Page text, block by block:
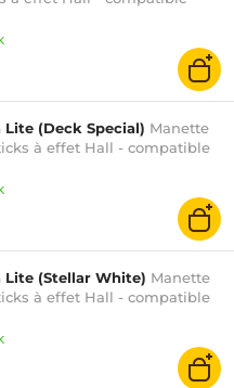
Lite (Deck Special) Manette
à effet Hall - compatible
Lite (Stellar White) Manette
à effet Hall - compatible